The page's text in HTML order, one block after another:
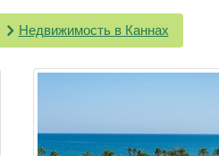
Недвижимость в Каннах